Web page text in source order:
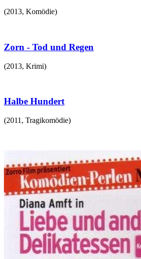
(2013, Komödie)
Zorn - Tod und Regen
(2013, Krimi)
Halbe Hundert
(2011 , Tragikomödie)